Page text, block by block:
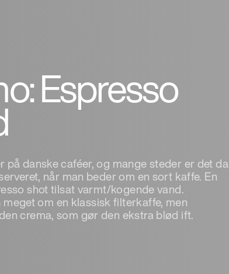
Espresso
på danske caféer, og mange steder er det da
når man beder om en sort kaffe. En
shot tilsat varmt/kogende vand.
om en klassisk filterkaffe, men
crema, som gør den ekstra blød ift.